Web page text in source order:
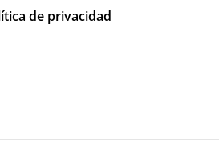
de privacidad